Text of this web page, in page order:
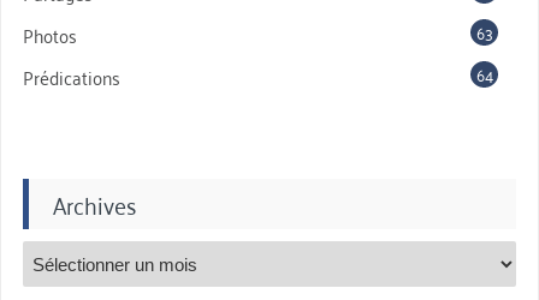
Photos 63
Prédications 64
Archives